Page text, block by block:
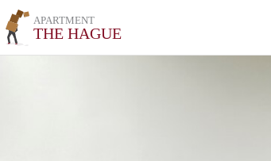
APARTMENT
THE HAGUE